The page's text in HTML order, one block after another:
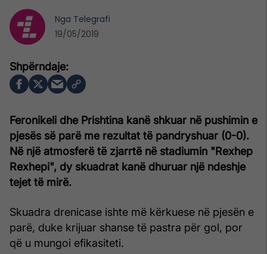
Feronikeli dhe Prishtina kanë shkuar në pushimin e
pjesës së parë me rezultat të pandryshuar (0-0).
Në një atmosferë të zjarrtë në stadiumin "Rexhep
Rexhepi", dy skuadrat kanë dhuruar një ndeshje
tejet të mirë.
Skuadra drenicase ishte më kërkuese në pjesën e
parë, duke krijuar shanse të pastra për gol, por
që u mungoi efikasiteti.
Nga Telegrafi
19/05/2019